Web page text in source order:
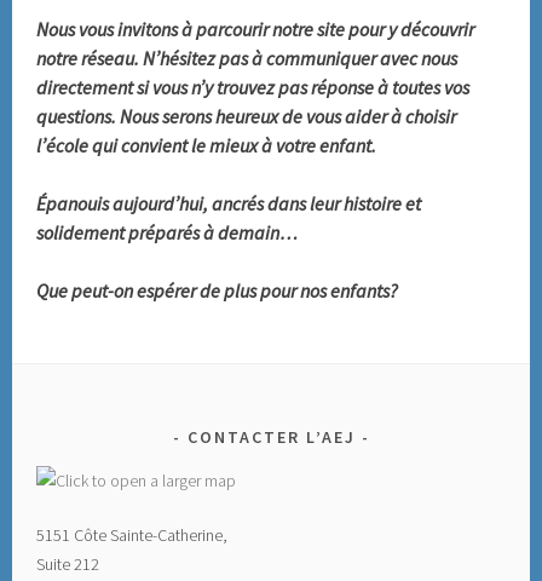
Nous vous invitons à parcourir notre site pour y découvrir
notre réseau. N’hésitez pas à communiquer avec nous
directement si vous n’y trouvez pas réponse à toutes vos
questions. Nous serons heureux de vous aider à choisir
l’école qui convient le mieux à votre enfant.
Épanouis aujourd’hui, ancrés dans leur histoire et
solidement préparés à demain…
Que peut-on espérer de plus pour nos enfants?
CONTACTER L’AEJ
5151 Côte Sainte-Catherine,
Suite 212